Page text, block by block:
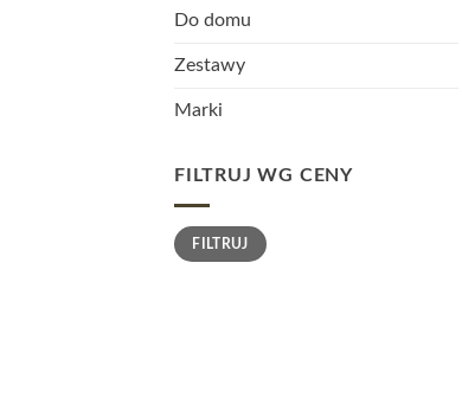
Do domu
Zestawy
Marki
FILTRUJ WG CENY
Cena
min.
Cena
maks.FILTRUJ